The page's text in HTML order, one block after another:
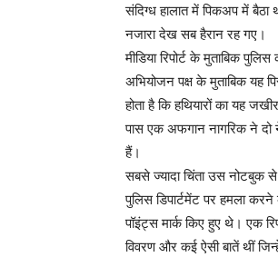
संदिग्ध हालात में पिकअप में
नजारा देख सब हैरान रह गए।
मीडिया रिपोर्ट के मुताबिक
अभियोजन पक्ष के मुताबिक
होता है कि हथियारों का यह
पास एक अफगान नागरिक ने
हैं।
सबसे ज्यादा चिंता उस नोटबुक
पुलिस डिपार्टमेंट पर हमला
पॉइंट्स मार्क किए हुए थे। एक
विवरण और कई ऐसी बातें थीं